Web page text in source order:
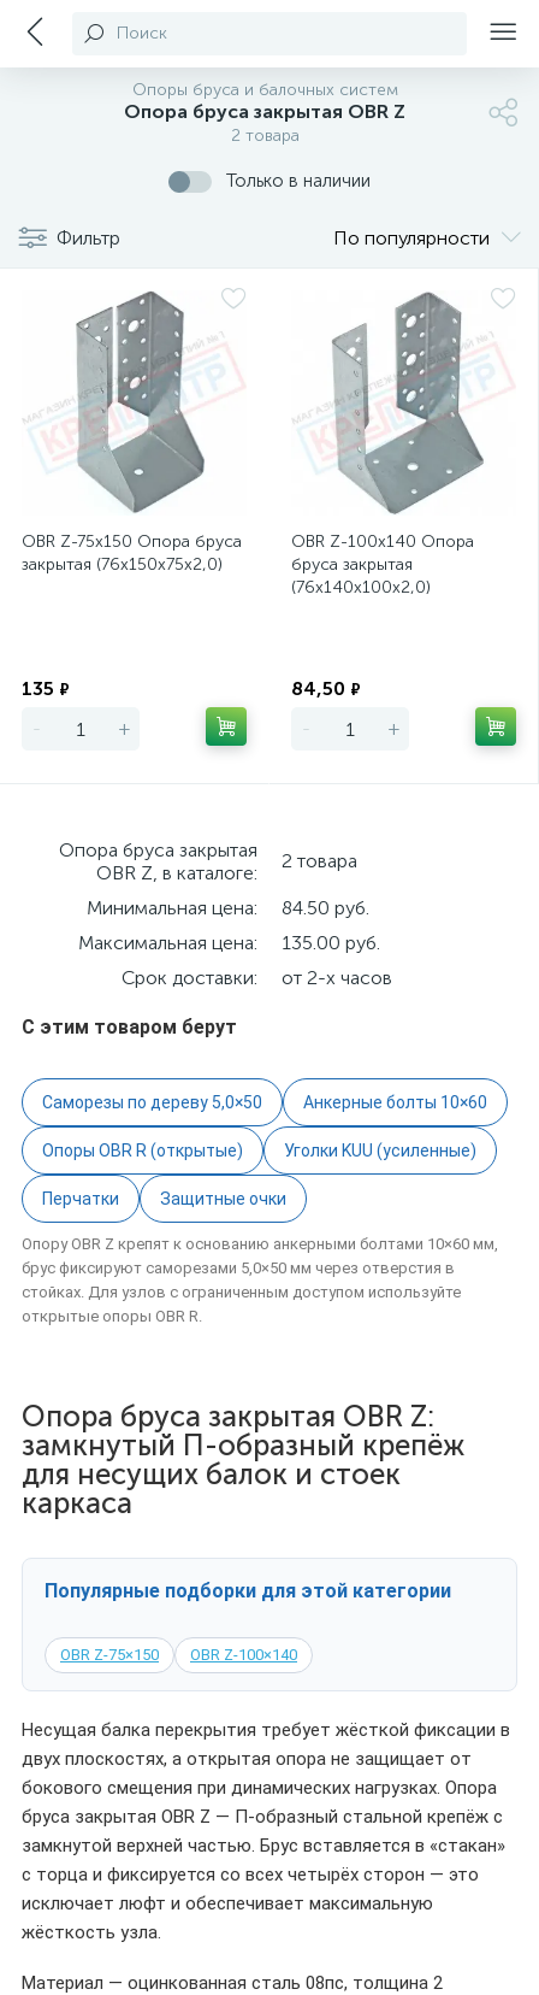
Поиск
Опоры бруса и балочных систем
Опора бруса закрытая OBR Z
2 товара
Только в наличии
Фильтр По популярности
OBR Z-75х150 Опора бруса
закрытая (76х150х75х2,0)
135 ₽
- +
OBR Z-100х140 Опора
бруса закрытая
(76х140х100х2,0)
84,50 ₽
- +
Опора бруса закрытая
OBR Z, в каталоге:
2 товара
Минимальная цена:
84.50 руб.
Максимальная цена:
135.00 руб.
Срок доставки:
от 2-х часов
С этим товаром берут
Саморезы по дереву 5,0×50 Анкерные болты 10×60
Опоры OBR R (открытые) Уголки KUU (усиленные)
Перчатки Защитные очки
Опору OBR Z крепят к основанию анкерными болтами 10×60 мм,
брус фиксируют саморезами 5,0×50 мм через отверстия в
стойках. Для узлов с ограниченным доступом используйте
открытые опоры OBR R.
Опора бруса закрытая OBR Z:
замкнутый П-образный крепёж
для несущих балок и стоек
каркаса
Популярные подборки для этой категории
OBR Z-75×150 OBR Z-100×140
Несущая балка перекрытия требует жёсткой фиксации в
двух плоскостях, а открытая опора не защищает от
бокового смещения при динамических нагрузках. Опора
бруса закрытая OBR Z — П-образный стальной крепёж с
замкнутой верхней частью. Брус вставляется в «стакан»
с торца и фиксируется со всех четырёх сторон — это
исключает люфт и обеспечивает максимальную
жёсткость узла.
Материал — оцинкованная сталь 08пс, толщина 2